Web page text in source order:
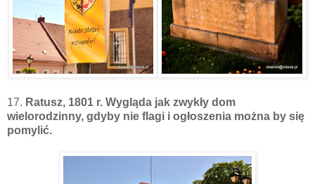
17. Ratusz, 1801 r. Wygląda jak zwykły dom
wielorodzinny, gdyby nie flagi i ogłoszenia można by się
pomylić.